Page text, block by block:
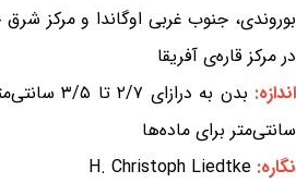
بوروندی، جنوب غربی اوگاندا و مرکز
در مرکز قاره‌ی آفریقا
اندازه:
سانتی‌متر برای ماده‌ها
نگاره: H. Christoph Liedtke